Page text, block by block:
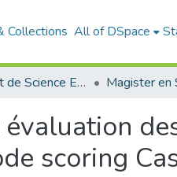
Collections All of DSpace
Département de Science Economique
évaluation
scoring